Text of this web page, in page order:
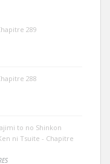
289
288
to no Shinkon
ni Tsuite - Chapitre